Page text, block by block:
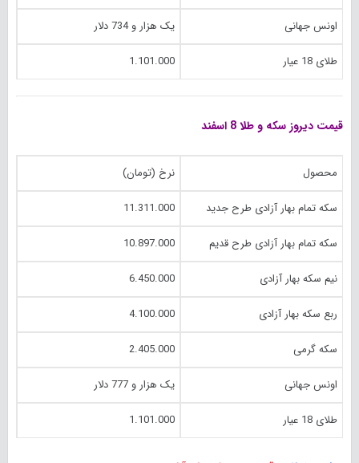
اونس جهانی یک هزار و 734 دلار
طلای 18 عیار 1.101.000
قیمت دیروز سکه و طلا 8 اسفند
محصول نرخ (تومان)
سکه تمام بهار آزادی طرح جدید 11.311.000
سکه تمام بهار آزادی طرح قدیم 10.897.000
نیم سکه بهار آزادی 6.450.000
ربع سکه بهار آزادی 4.100.000
سکه گرمی 2.405.000
اونس جهانی یک هزار و 777 دلار
طلای 18 عیار 1.101.000